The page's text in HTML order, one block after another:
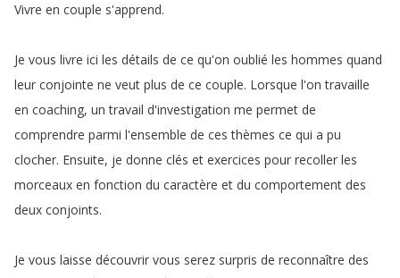
Vivre en couple s'apprend.
Je vous livre ici les détails de ce qu'on oublié les hommes quand
leur conjointe ne veut plus de ce couple. Lorsque l'on travaille
en coaching, un travail d'investigation me permet de
comprendre parmi l'ensemble de ces thèmes ce qui a pu
clocher. Ensuite, je donne clés et exercices pour recoller les
morceaux en fonction du caractère et du comportement des
deux conjoints.
Je vous laisse découvrir vous serez surpris de reconnaître des